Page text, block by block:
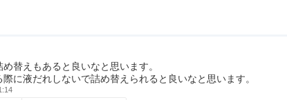
替えもあると良いなと思います。
に液だれしないで詰め替えられると良いなと思います。